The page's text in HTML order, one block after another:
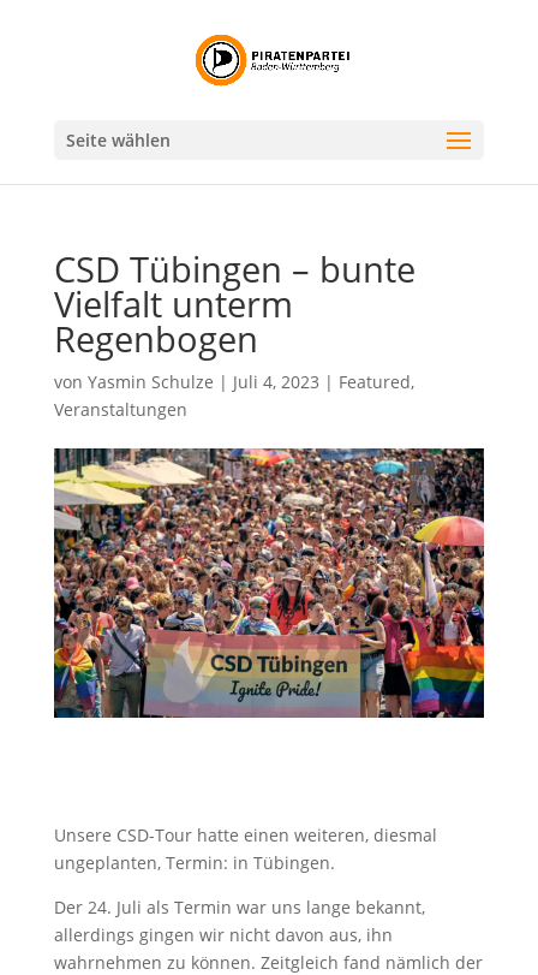
Seite wählen
CSD Tübingen – bunte
Vielfalt unterm
Regenbogen
von Yasmin Schulze | Juli 4, 2023 | Featured,
Veranstaltungen
Unsere CSD-Tour hatte einen weiteren, diesmal
ungeplanten, Termin: in Tübingen.
Der 24. Juli als Termin war uns lange bekannt,
allerdings gingen wir nicht davon aus, ihn
wahrnehmen zu können. Zeitgleich fand nämlich der